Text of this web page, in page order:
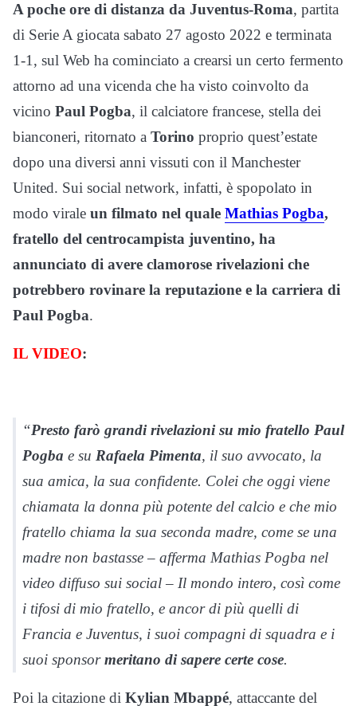
A poche ore di distanza da Juventus-Roma, partita
di Serie A giocata sabato 27 agosto 2022 e terminata
1-1, sul Web ha cominciato a crearsi un certo fermento
attorno ad una vicenda che ha visto coinvolto da
vicino Paul Pogba, il calciatore francese, stella dei
bianconeri, ritornato a Torino proprio quest’estate
dopo una diversi anni vissuti con il Manchester
United. Sui social network, infatti, è spopolato in
modo virale un filmato nel quale Mathias Pogba,
fratello del centrocampista juventino, ha
annunciato di avere clamorose rivelazioni che
potrebbero rovinare la reputazione e la carriera di
Paul Pogba.
IL VIDEO:
“Presto farò grandi rivelazioni su mio fratello Paul
Pogba e su Rafaela Pimenta, il suo avvocato, la
sua amica, la sua confidente. Colei che oggi viene
chiamata la donna più potente del calcio e che mio
fratello chiama la sua seconda madre, come se una
madre non bastasse – afferma Mathias Pogba nel
video diffuso sui social – Il mondo intero, così come
i tifosi di mio fratello, e ancor di più quelli di
Francia e Juventus, i suoi compagni di squadra e i
suoi sponsormeritano di sapere certe cose.
Poi la citazione di Kylian Mbappé, attaccante del